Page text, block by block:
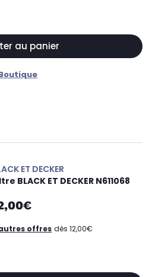
au panier
ET DECKER
BLACK ET DECKER N611068
offres dès 12,00€